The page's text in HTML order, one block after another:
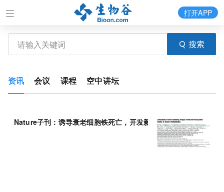
搜索
打开APP
资讯 会议 课程 空中讲坛
Nature子刊：诱导衰老细胞铁死亡，开发新型抗癌疗法